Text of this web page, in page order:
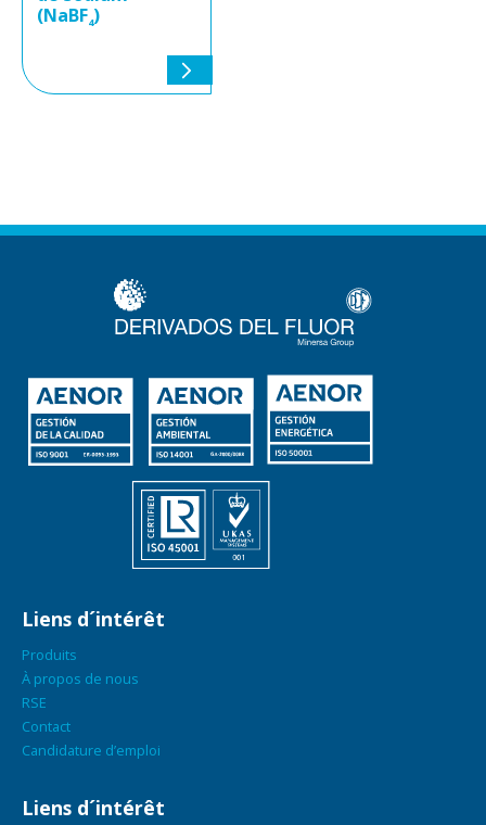
(NaBF4)
Liens d´intérêt
Produits
À propos de nous
RSE
Contact
Candidature d’emploi
Liens d´intérêt